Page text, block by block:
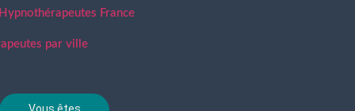
France
par ville
Vous êtes